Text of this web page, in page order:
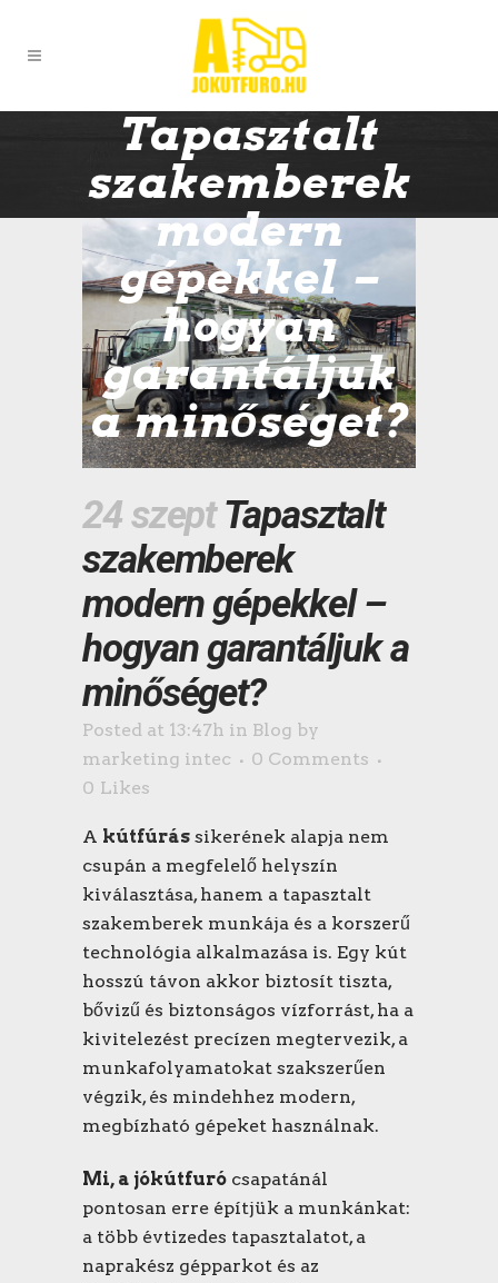
Tapasztalt
szakemberek
modern
gépekkel –
hogyan
garantáljuk
a minőséget?
24 szeptTapasztalt
szakemberek
modern gépekkel –
hogyan garantáljuk a
minőséget?
Posted at 13:47h in Blog by
marketing intec
0 Comments
0 Likes
A kútfúrás sikerének alapja nem
csupán a megfelelő helyszín
kiválasztása, hanem a tapasztalt
szakemberek munkája és a korszerű
technológia alkalmazása is. Egy kút
hosszú távon akkor biztosít tiszta,
bővizű és biztonságos vízforrást, ha a
kivitelezést precízen megtervezik, a
munkafolyamatokat szakszerűen
végzik, és mindehhez modern,
megbízható gépeket használnak.
Mi, a jókútfuró csapatánál
pontosan erre építjük a munkánkat:
a több évtizedes tapasztalatot, a
naprakész gépparkot és az